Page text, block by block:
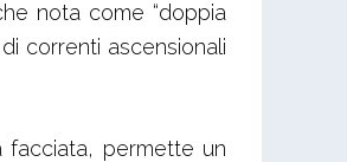
nota come “doppia
correnti ascensionali
facciata, permette un